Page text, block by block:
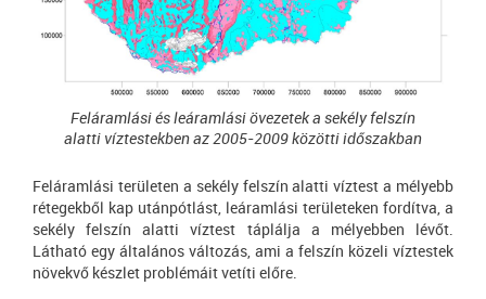
Feláramlási és leáramlási övezetek a sekély felszín
alatti víztestekben az 2005-2009 közötti időszakban
Feláramlási területen a sekély felszín alatti víztest a mélyebb
rétegekből kap utánpótlást, leáramlási területeken fordítva, a
sekély felszín alatti víztest táplálja a mélyebben lévőt.
Látható egy általános változás, ami a felszín közeli víztestek
növekvő készlet problémáit vetíti előre.